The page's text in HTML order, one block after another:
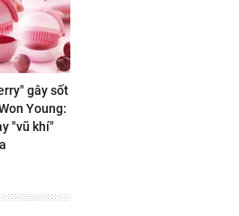
gây sốt
Young:
"vũ khí"